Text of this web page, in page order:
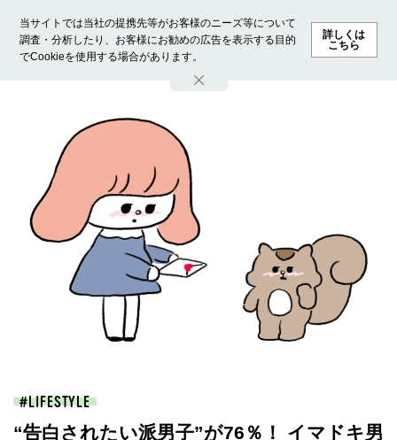
当サイトでは当社の提携先等がお客様のニーズ等について
調査・分析したり、お客様にお勧めの広告を表示する目的
でCookieを使用する場合があります。
詳しくは
こちら
ホーム モデル募集 ランキング ファッション ビューテ
LIFESTYLE
“告白されたい派男子”が76％！ イマドキ男